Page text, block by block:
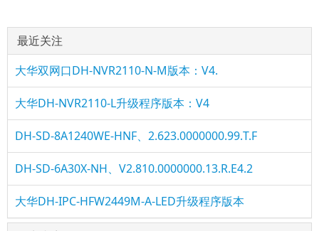
最近关注
大华双网口DH-NVR2110-N-M版本：V4.
大华DH-NVR2110-L升级程序版本：V4
DH-SD-8A1240WE-HNF、2.623.0000000.99.T.F
DH-SD-6A30X-NH、V2.810.0000000.13.R.E4.2
大华DH-IPC-HFW2449M-A-LED升级程序版本